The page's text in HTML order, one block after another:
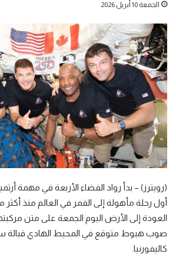
الجمعة 10 أبريل 2026
أول رحلة مأهولة إلى القمر ​في العالم منذ
العودة إلى ‌الأرض اليوم الجمعة على متن
صوب هبوط متوقع في المحيط الهادي قبالة
كاليفورنيا.